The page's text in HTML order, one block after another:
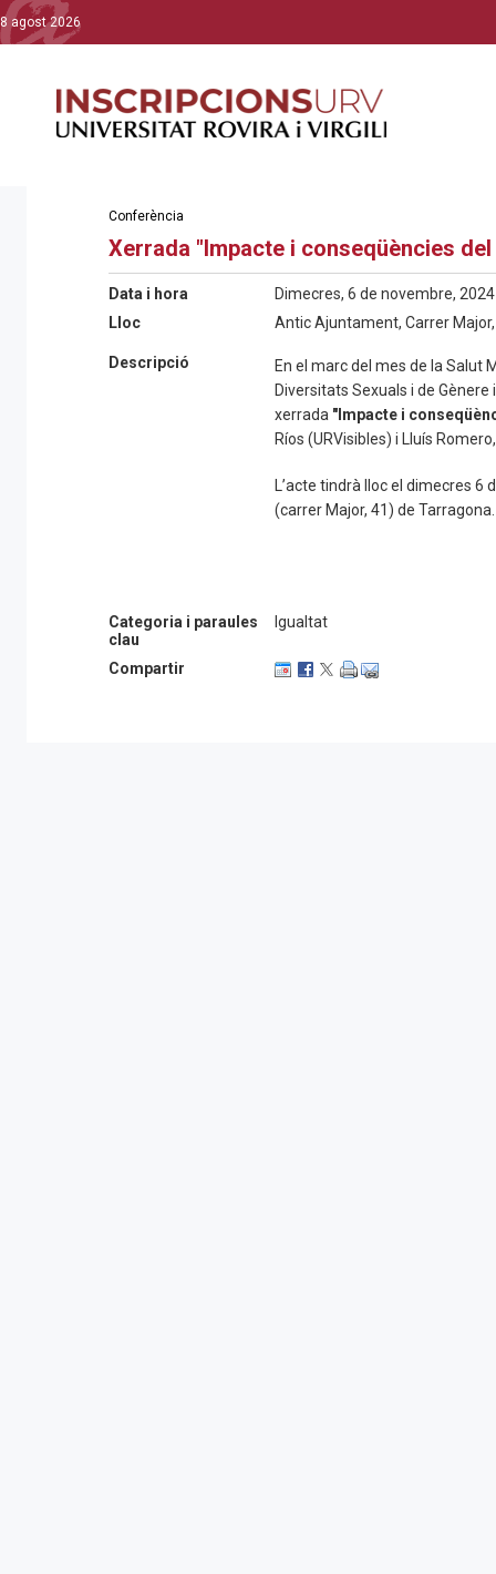
8 agost 2026
Conferència
Xerrada "Impacte i conseqüències
Data i hora
Dimecres, 6 de novembre,
Lloc
Antic Ajuntament, Carrer
Descripció
En el marc del mes de la Salut
Diversitats Sexuals i de
xerrada "Impacte i
Ríos (URVisibles) i Lluís
L’acte tindrà lloc el dimecres
(carrer Major, 41) de Tarragona.
Categoria i paraules
clau
Igualtat
Compartir